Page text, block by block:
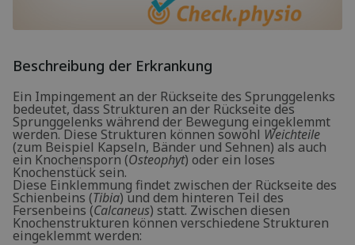
Beschreibung der Erkrankung
Ein Impingement an der Rückseite des Sprunggelenks
bedeutet, dass Strukturen an der Rückseite des
Sprunggelenks während der Bewegung eingeklemmt
werden. Diese Strukturen können sowohl Weichteile
(zum Beispiel Kapseln, Bänder und Sehnen) als auch
ein Knochensporn (Osteophyt) oder ein loses
Knochenstück sein.
Diese Einklemmung findet zwischen der Rückseite des
Schienbeins (Tibia) und dem hinteren Teil des
Fersenbeins (Calcaneus) statt. Zwischen diesen
Knochenstrukturen können verschiedene Strukturen
eingeklemmt werden: